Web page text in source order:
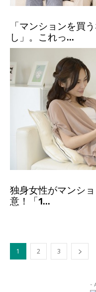
「マンションを買
し」。これっ...
独身女性がマンシ
意！「1...
1 2 3
-